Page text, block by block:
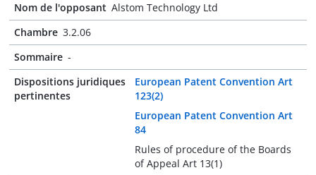
Nom de l'opposant Alstom Technology Ltd
Chambre 3.2.06
Sommaire -
Dispositions juridiques
pertinentes
European Patent Convention Art
123(2)
European Patent Convention Art
84
Rules of procedure of the Boards
of Appeal Art 13(1)